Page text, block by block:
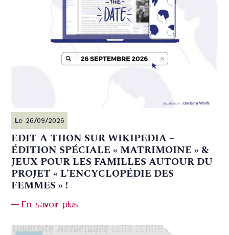
Le 26/09/2026
EDIT-A-THON SUR WIKIPEDIA –
ÉDITION SPÉCIALE « MATRIMOINE » &
JEUX POUR LES FAMILLES AUTOUR DU
PROJET « L’ENCYCLOPÉDIE DES
FEMMES » !
En savoir plus